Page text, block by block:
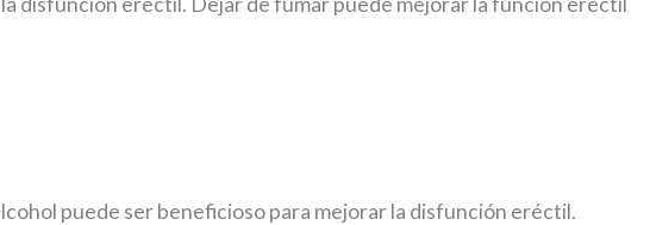
puede ser beneficioso para mejorar la disfunción eréctil.